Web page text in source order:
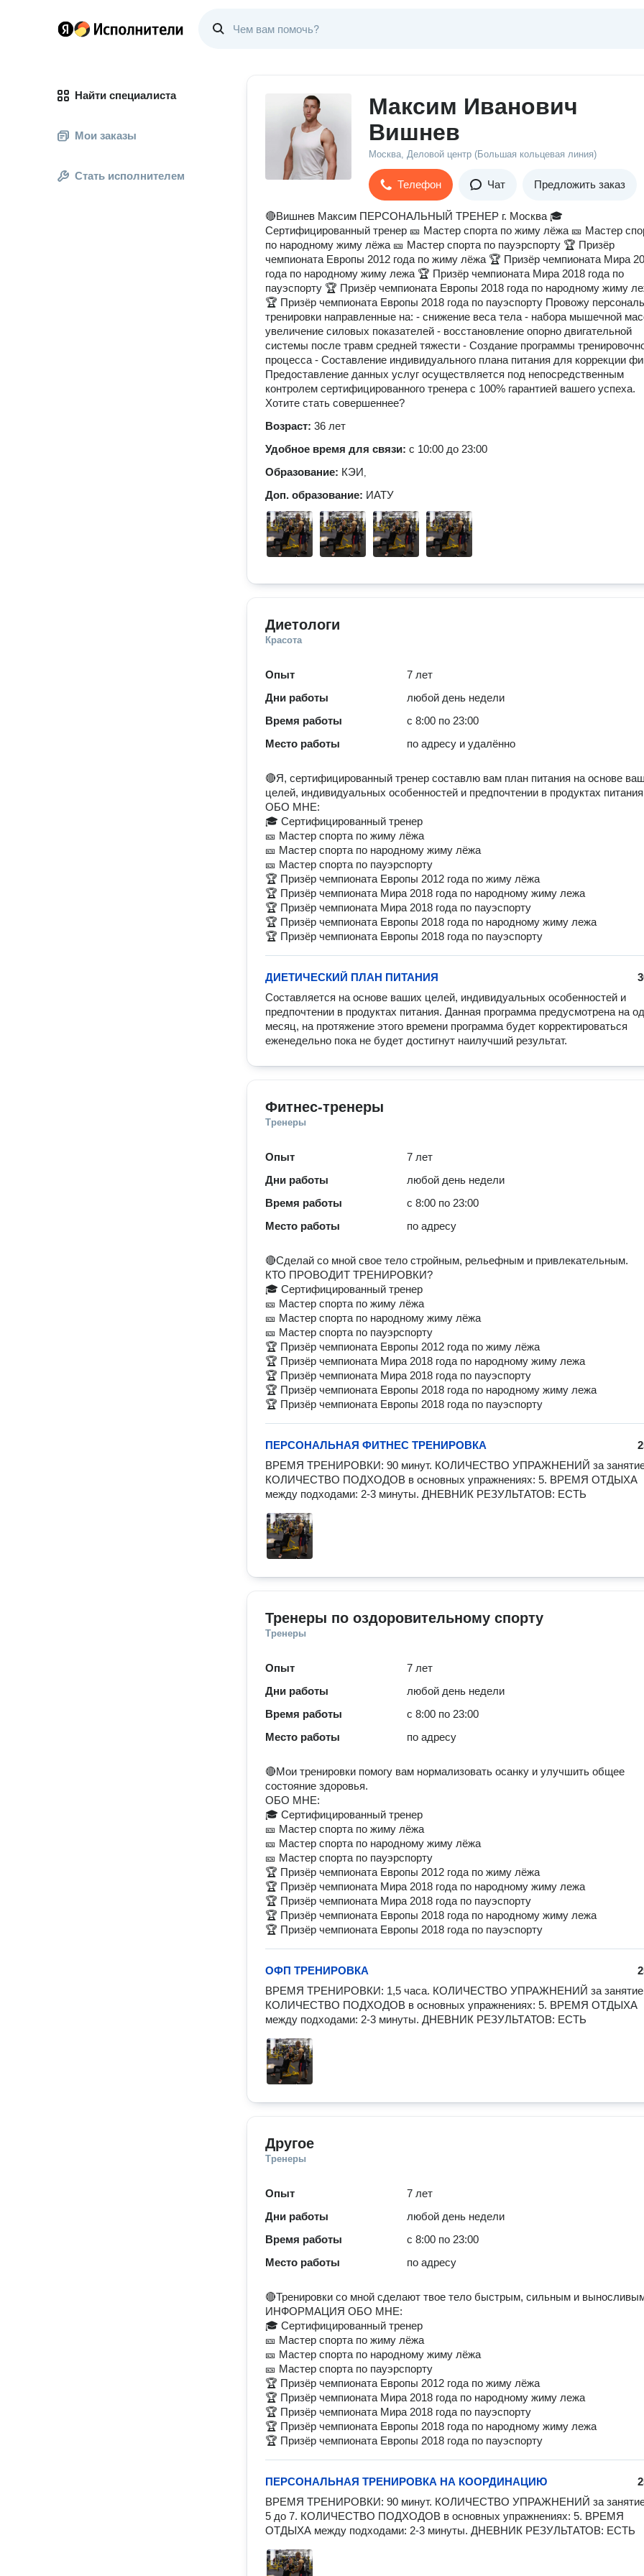
Найти специалиста
Мои заказы
Стать исполнителем
Максим Иванович
Вишнев
Москва, Деловой центр (Большая кольцевая линия)
Телефон Чат Предложить заказ
🔴Вишнев Максим ПЕРСОНАЛЬНЫЙ ТРЕНЕР г. Москва 🎓
Сертифицированный тренер 🎫 Мастер спорта по жиму лёжа 🎫 Мастер
по народному жиму лёжа 🎫 Мастер спорта по пауэрспорту 🏆 Призёр
чемпионата Европы 2012 года по жиму лёжа 🏆 Призёр чемпионата Мира
года по народному жиму лежа 🏆 Призёр чемпионата Мира 2018 года по
пауэспорту 🏆 Призёр чемпионата Европы 2018 года по народному жиму
🏆 Призёр чемпионата Европы 2018 года по пауэспорту Провожу
тренировки направленные на: - снижение веса тела - набора мышечной
увеличение силовых показателей - восстановление опорно двигательной
системы после травм средней тяжести - Создание программы
процесса - Составление индивидуального плана питания для коррекции
Предоставление данных услуг осуществляется под непосредственным
контролем сертифицированного тренера с 100% гарантией вашего успеха.
Хотите стать совершеннее?
Возраст: 36 лет
Удобное время для связи: с 10:00 до 23:00
Образование: КЭИ,
Доп. образование: ИАТУ
Диетологи
Красота
Опыт
7 лет
Дни работы
любой день недели
Время работы
с 8:00 по 23:00
Место работы
по адресу и удалённо
🔴Я, сертифицированный тренер составлю вам план питания на основе
целей, индивидуальных особенностей и предпочтении в продуктах
ОБО МНЕ:
🎓 Сертифицированный тренер
🎫 Мастер спорта по жиму лёжа
🎫 Мастер спорта по народному жиму лёжа
🎫 Мастер спорта по пауэрспорту
🏆 Призёр чемпионата Европы 2012 года по жиму лёжа
🏆 Призёр чемпионата Мира 2018 года по народному жиму лежа
🏆 Призёр чемпионата Мира 2018 года по пауэспорту
🏆 Призёр чемпионата Европы 2018 года по народному жиму лежа
🏆 Призёр чемпионата Европы 2018 года по пауэспорту
ДИЕТИЧЕСКИЙ ПЛАН ПИТАНИЯ
Составляется на основе ваших целей, индивидуальных особенностей и
предпочтении в продуктах питания. Данная программа предусмотрена на
месяц, на протяжение этого времени программа будет корректироваться
еженедельно пока не будет достигнут наилучший результат.
Фитнес-тренеры
Тренеры
Опыт
7 лет
Дни работы
любой день недели
Время работы
с 8:00 по 23:00
Место работы
по адресу
🔴Сделай со мной свое тело стройным, рельефным и привлекательным.
КТО ПРОВОДИТ ТРЕНИРОВКИ?
🎓 Сертифицированный тренер
🎫 Мастер спорта по жиму лёжа
🎫 Мастер спорта по народному жиму лёжа
🎫 Мастер спорта по пауэрспорту
🏆 Призёр чемпионата Европы 2012 года по жиму лёжа
🏆 Призёр чемпионата Мира 2018 года по народному жиму лежа
🏆 Призёр чемпионата Мира 2018 года по пауэспорту
🏆 Призёр чемпионата Европы 2018 года по народному жиму лежа
🏆 Призёр чемпионата Европы 2018 года по пауэспорту
ПЕРСОНАЛЬНАЯ ФИТНЕС ТРЕНИРОВКА
ВРЕМЯ ТРЕНИРОВКИ: 90 минут. КОЛИЧЕСТВО УПРАЖНЕНИЙ за
КОЛИЧЕСТВО ПОДХОДОВ в основных упражнениях: 5. ВРЕМЯ ОТДЫХА
между подходами: 2-3 минуты. ДНЕВНИК РЕЗУЛЬТАТОВ: ЕСТЬ
Тренеры по оздоровительному спорту
Тренеры
Опыт
7 лет
Дни работы
любой день недели
Время работы
с 8:00 по 23:00
Место работы
по адресу
🔴Мои тренировки помогу вам нормализовать осанку и улучшить общее
состояние здоровья.
ОБО МНЕ:
🎓 Сертифицированный тренер
🎫 Мастер спорта по жиму лёжа
🎫 Мастер спорта по народному жиму лёжа
🎫 Мастер спорта по пауэрспорту
🏆 Призёр чемпионата Европы 2012 года по жиму лёжа
🏆 Призёр чемпионата Мира 2018 года по народному жиму лежа
🏆 Призёр чемпионата Мира 2018 года по пауэспорту
🏆 Призёр чемпионата Европы 2018 года по народному жиму лежа
🏆 Призёр чемпионата Европы 2018 года по пауэспорту
ОФП ТРЕНИРОВКА
ВРЕМЯ ТРЕНИРОВКИ: 1,5 часа. КОЛИЧЕСТВО УПРАЖНЕНИЙ за
КОЛИЧЕСТВО ПОДХОДОВ в основных упражнениях: 5. ВРЕМЯ ОТДЫХА
между подходами: 2-3 минуты. ДНЕВНИК РЕЗУЛЬТАТОВ: ЕСТЬ
Другое
Тренеры
Опыт
7 лет
Дни работы
любой день недели
Время работы
с 8:00 по 23:00
Место работы
по адресу
🔴Тренировки со мной сделают твое тело быстрым, сильным и
ИНФОРМАЦИЯ ОБО МНЕ:
🎓 Сертифицированный тренер
🎫 Мастер спорта по жиму лёжа
🎫 Мастер спорта по народному жиму лёжа
🎫 Мастер спорта по пауэрспорту
🏆 Призёр чемпионата Европы 2012 года по жиму лёжа
🏆 Призёр чемпионата Мира 2018 года по народному жиму лежа
🏆 Призёр чемпионата Мира 2018 года по пауэспорту
🏆 Призёр чемпионата Европы 2018 года по народному жиму лежа
🏆 Призёр чемпионата Европы 2018 года по пауэспорту
ПЕРСОНАЛЬНАЯ ТРЕНИРОВКА НА КООРДИНАЦИЮ
ВРЕМЯ ТРЕНИРОВКИ: 90 минут. КОЛИЧЕСТВО УПРАЖНЕНИЙ за
5 до 7. КОЛИЧЕСТВО ПОДХОДОВ в основных упражнениях: 5. ВРЕМЯ
ОТДЫХА между подходами: 2-3 минуты. ДНЕВНИК РЕЗУЛЬТАТОВ: ЕСТЬ